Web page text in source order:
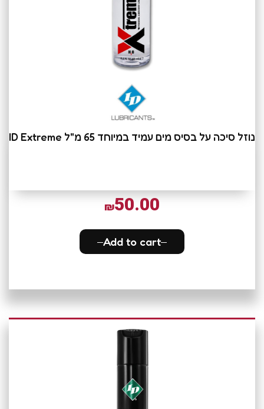
נוזל סיכה על בסיס מים עמיד במיוחד 65 מ"ל ID Extreme
₪50.00
Add to cart